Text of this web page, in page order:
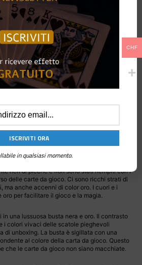
L’equilibrio del colore e del contorno
emanino una magnificenza ipnotica
L’effetto sfumato prodotto quando il
una distinta stratificazione al design del
e sostanziali aggiornamenti al design,
rosso, blu e verde.
colori fluenti. L’astuccio è squisito e ricco di
con il motivo. Il design dell’astuccio è
accenni di lussuosa lamina d’oro. Ogni
anche all’interno dell’astuccio.
neri di picche e fiori sono stati riempiti con i
delle carte da gioco. Ci sono ricchi strati di
ma anche accenni di color oro. I cuori e i
oro per facilitare il gioco e la magia.
una lussuosa busta nera e oro. Il contrasto
i colori vivaci delle scatole pieghevoli
di unboxing. La busta è sigillata con una
al colore della carta da gioco. Questo
che le carte da gioco non siano macchiate.
CHF
in qualsiasi momento.